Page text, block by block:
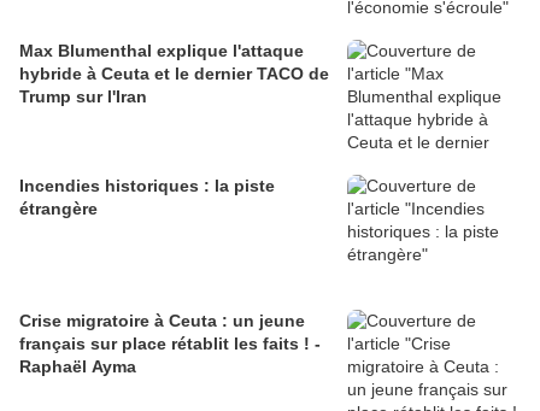
Max Blumenthal explique l'attaque
hybride à Ceuta et le dernier TACO de
Trump sur l'Iran
Incendies historiques : la piste
étrangère
Crise migratoire à Ceuta : un jeune
français sur place rétablit les faits ! -
Raphaël Ayma